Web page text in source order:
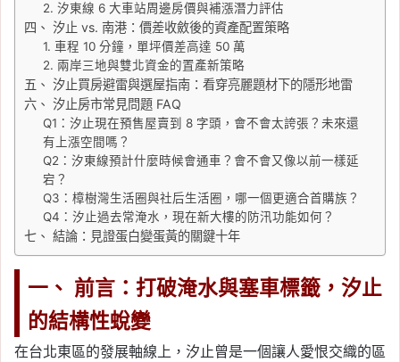
2. 汐東線 6 大車站周邊房價與補漲潛力評估
四、 汐止 vs. 南港：價差收斂後的資產配置策略
1. 車程 10 分鐘，單坪價差高達 50 萬
2. 兩岸三地與雙北資金的置產新策略
五、 汐止買房避雷與選屋指南：看穿亮麗題材下的隱形地雷
六、 汐止房市常見問題 FAQ
Q1：汐止現在預售屋賣到 8 字頭，會不會太誇張？未來還
有上漲空間嗎？
Q2：汐東線預計什麼時候會通車？會不會又像以前一樣延
宕？
Q3：樟樹灣生活圈與社后生活圈，哪一個更適合首購族？
Q4：汐止過去常淹水，現在新大樓的防汛功能如何？
七、 結論：見證蛋白變蛋黃的關鍵十年
一、 前言：打破淹水與塞車標籤，汐止
的結構性蛻變
在台北東區的發展軸線上，汐止曾是一個讓人愛恨交織的區